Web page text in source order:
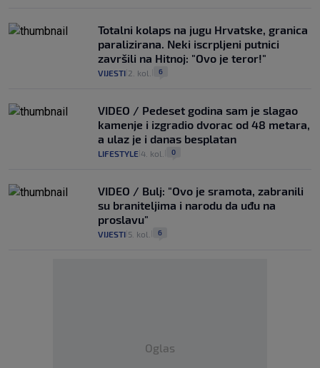
Totalni kolaps na jugu Hrvatske, granica
paralizirana. Neki iscrpljeni putnici
završili na Hitnoj: "Ovo je teror!"
VIJESTI 2. kol. 6
VIDEO / Pedeset godina sam je slagao
kamenje i izgradio dvorac od 48 metara,
a ulaz je i danas besplatan
LIFESTYLE 4. kol. 0
VIDEO / Bulj: "Ovo je sramota, zabranili
su braniteljima i narodu da uđu na
proslavu"
VIJESTI 5. kol. 6
Oglas